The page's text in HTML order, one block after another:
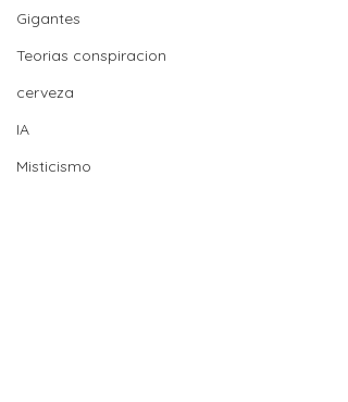
Gigantes
Teorias conspiracion
cerveza
IA
Misticismo